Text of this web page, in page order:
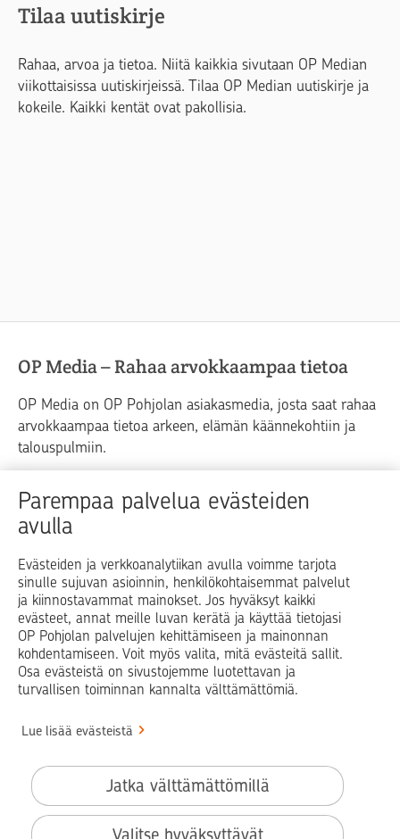
Parempaa palvelua evästeiden
avulla
Evästeiden ja verkkoanalytiikan avulla voimme tarjota
sinulle sujuvan asioinnin, henkilökohtaisemmat palvelut
ja kiinnostavammat mainokset. Jos hyväksyt kaikki
evästeet, annat meille luvan kerätä ja käyttää tietojasi
OP Pohjolan palvelujen kehittämiseen ja mainonnan
kohdentamiseen. Voit myös valita, mitä evästeitä sallit.
Osa evästeistä on sivustojemme luotettavan ja
turvallisen toiminnan kannalta välttämättömiä.
Lue lisää evästeistä
Jatka välttämättömillä
Tilaa uutiskirje
Rahaa, arvoa ja tietoa. Niitä kaikkia sivutaan OP Median
viikottaisissa uutiskirjeissä. Tilaa OP Median uutiskirje ja
kokeile. Kaikki kentät ovat pakollisia.
OP Media – Rahaa arvokkaampaa tietoa
OP Media on OP Pohjolan asiakasmedia, josta saat rahaa
arvokkaampaa tietoa arkeen, elämän käännekohtiin ja
talouspulmiin.
Raha Elämä
Yrityselämä
Blogit ja puheenvuorot
Op.fi OP Koti Pohjola Vahinkoapu
Facebook
X LinkedInInstagram
Käyttöehdot
Saavutettavuusseloste
Evästeiden käyttö